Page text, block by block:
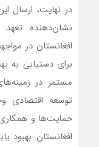
نشان‌دهنده تعهد
افغانستان در
برای دستیابی به
مستمر در
توسعه اقتصادی
حمایت‌ها و
افغانستان بهبود